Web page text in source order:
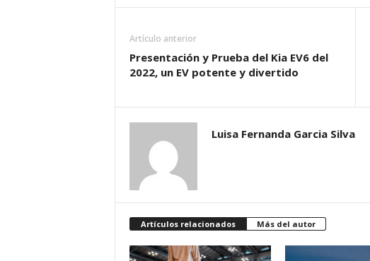
Artículo anterior
Presentación y Prueba del Kia EV6 del
2022, un EV potente y divertido
Luisa Fernanda Garcia Silva
Artículos relacionados Más del autor